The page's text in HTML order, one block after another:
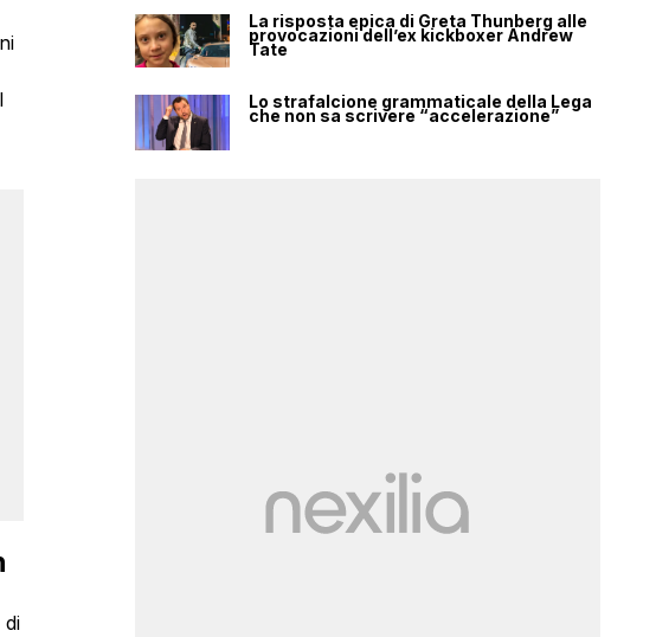
La risposta epica di Greta Thunberg alle
provocazioni dell’ex kickboxer Andrew
Tate
Lo strafalcione grammaticale della Lega
che non sa scrivere “accelerazione”